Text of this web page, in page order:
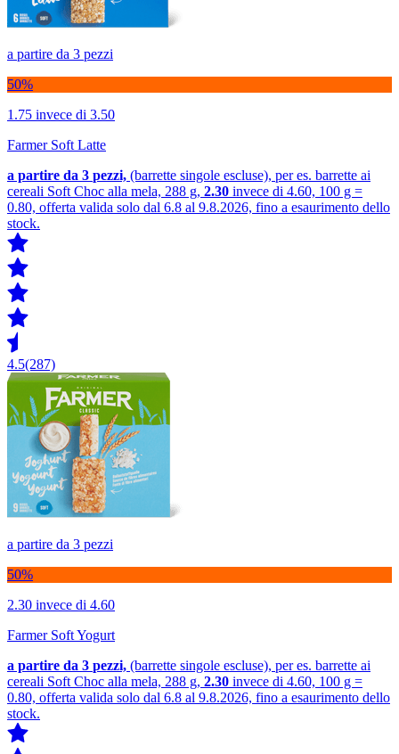
a partire da 3 pezzi
50%
1.75 invece di 3.50
Farmer Soft Latte
a partire da 3 pezzi, (barrette singole escluse), per es. barrette ai
cereali Soft Choc alla mela, 288 g, 2.30 invece di 4.60, 100 g =
0.80, offerta valida solo dal 6.8 al 9.8.2026, fino a esaurimento dello
stock.
4.5(287)
a partire da 3 pezzi
50%
2.30 invece di 4.60
Farmer Soft Yogurt
a partire da 3 pezzi, (barrette singole escluse), per es. barrette ai
cereali Soft Choc alla mela, 288 g, 2.30 invece di 4.60, 100 g =
0.80, offerta valida solo dal 6.8 al 9.8.2026, fino a esaurimento dello
stock.